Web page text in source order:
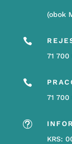
(obok

71 700

71 700
t
KRS: